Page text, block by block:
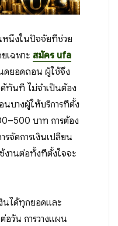
นึ่งในปัจจัยที่ช่วย
เฉพาะ สมัคร ufa
ยอดถอน ผู้ใช้จึง
ทันที ไม่จำเป็นต้อง
บางผู้ให้บริการที่ตั้ง
บาท การต้อง
จัดการเงินเปลี่ยน
งานต่อทั้งที่ตั้งใจจะ
นได้ทุกยอดและ
อวัน การวางแผน